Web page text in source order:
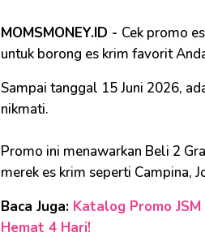
MOMSMONEY.ID - Cek promo
untuk borong es krim favorit
Sampai tanggal 15 Juni 2026,
nikmati.
Promo ini menawarkan Beli 2
merek es krim seperti Campina,
Baca Juga: Katalog Promo
Hemat 4 Hari!